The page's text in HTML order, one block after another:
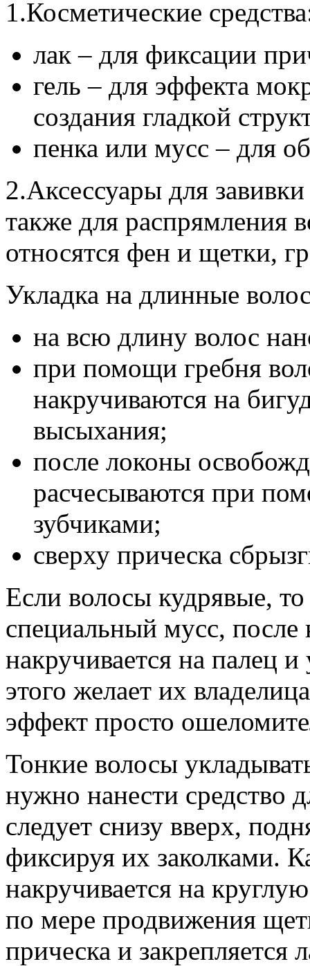
1.Косметические
лак – для фиксации
гель – для эффекта
создания гладкой
пенка или мусс – для
2.Аксессуары для
также для распрямления
относятся фен и щетки,
Укладка на длинные
на всю длину волос
при помощи гребня
накручиваются на
высыхания;
после локоны
расчесываются при
зубчиками;
сверху прическа
Если волосы кудрявые, то
специальный мусс, после
накручивается на палец
этого желает их
эффект просто
Тонкие волосы
нужно нанести средство
следует снизу вверх,
фиксируя их заколками.
накручивается на
по мере продвижения
прическа и закрепляется